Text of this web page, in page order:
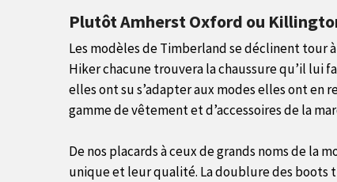
Plutôt Amherst Oxford ou
Les modèles de Timberland se déclinent tour
Hiker chacune trouvera la chaussure qu’il lui
elles ont su s’adapter aux modes elles ont
gamme de vêtement et d’accessoires de la
De nos placards à ceux de grands noms de la
unique et leur qualité. La doublure des boots